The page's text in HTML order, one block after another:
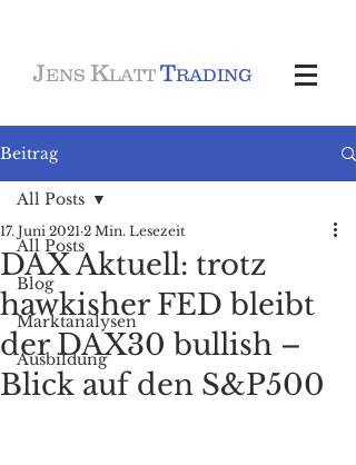
JENS KLATT TRADING
Beitrag
All Posts
Blog
Marktanalysen
Ausbildung
All Posts
DAX Aktuell: trotz
hawkisher FED bleibt
der DAX30 bullish –
Blick auf den S&P500
17. Juni 2021 2 Min. Lesezeit